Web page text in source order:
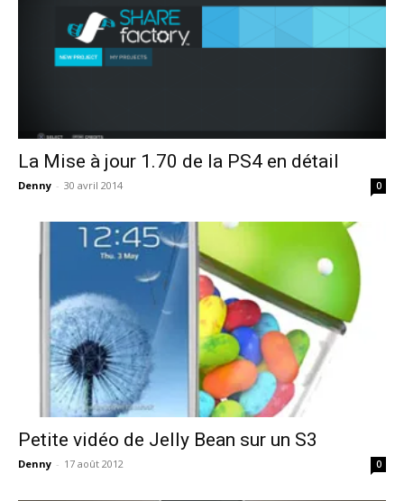
La Mise à jour 1.70 de la PS4 en détail
Denny - 30 avril 2014 0
Petite vidéo de Jelly Bean sur un S3
Denny - 17 août 2012 0